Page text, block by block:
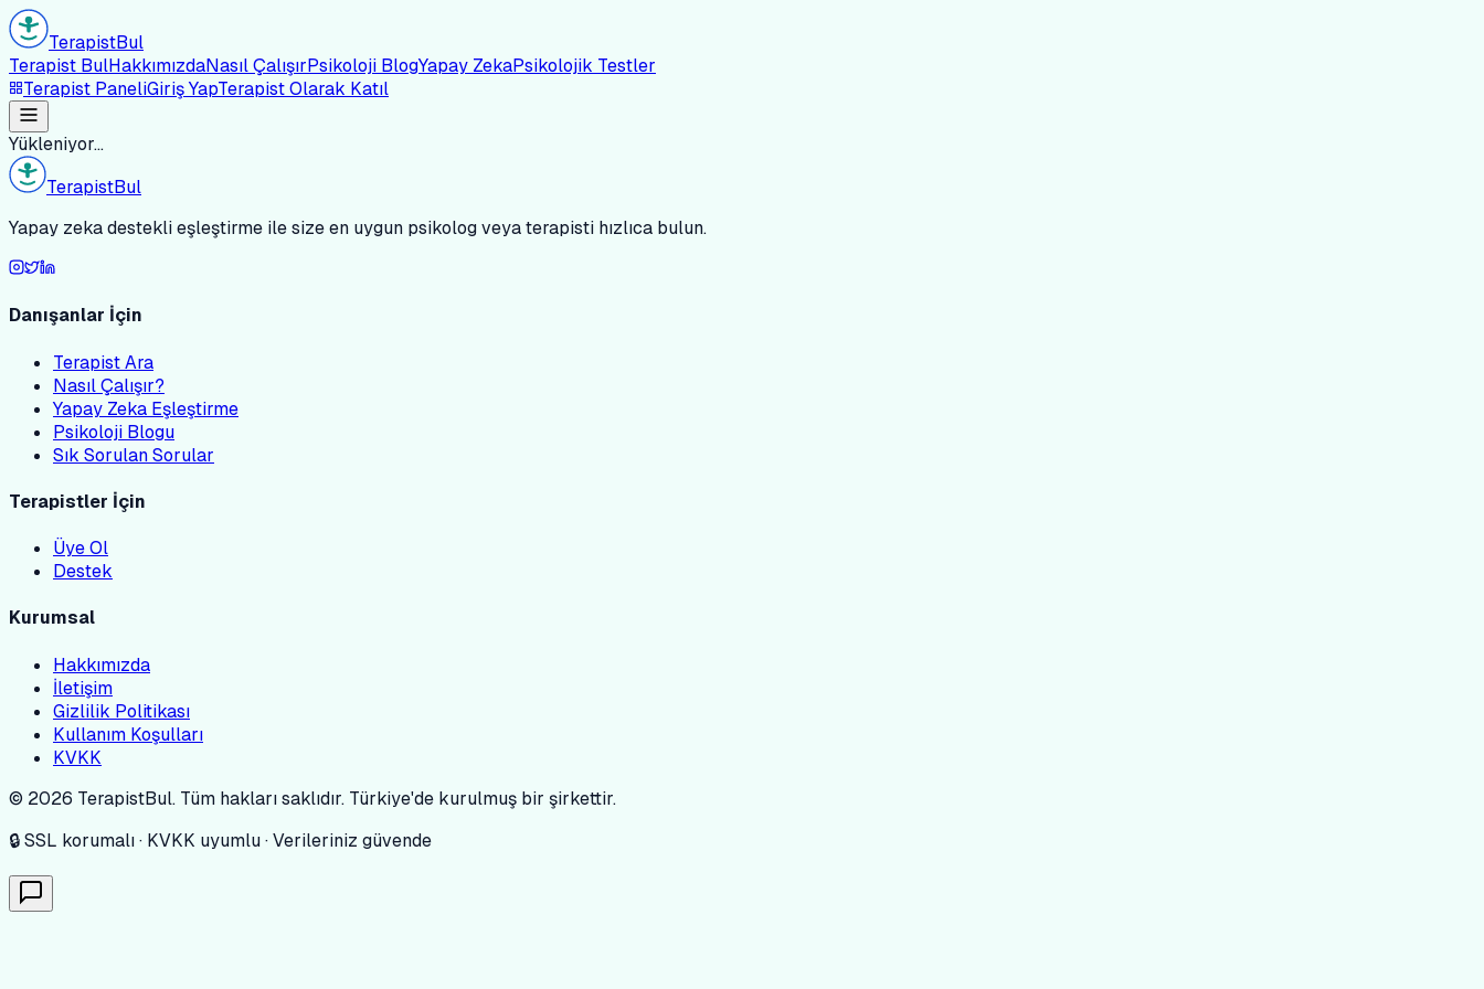
TerapistBul
Terapist BulHakkımızdaNasıl ÇalışırPsikoloji BlogYapay ZekaPsikolojik Testler
Terapist PaneliGiriş YapTerapist Olarak Katıl
Yükleniyor...
TerapistBul
Yapay zeka destekli eşleştirme ile size en uygun psikolog veya terapisti hızlıca bulun.
Danışanlar İçin
Terapist Ara
Nasıl Çalışır?
Yapay Zeka Eşleştirme
Psikoloji Blogu
Sık Sorulan Sorular
Terapistler İçin
Üye Ol
Destek
Kurumsal
Hakkımızda
İletişim
Gizlilik Politikası
Kullanım Koşulları
KVKK
© 2026 TerapistBul. Tüm hakları saklıdır. Türkiye'de kurulmuş bir şirkettir.
🔒 SSL korumalı · KVKK uyumlu · Verileriniz güvende